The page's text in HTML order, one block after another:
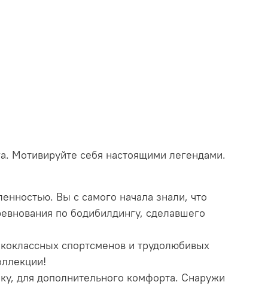
Мотивируйте себя настоящими легендами.
Вы с самого начала знали, что
по бодибилдингу, сделавшего
спортсменов и трудолюбивых
для дополнительного комфорта. Снаружи